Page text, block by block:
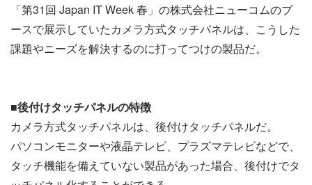
「第31回 Japan IT Week 春」の株式会社ニューコムのブ
ースで展示していたカメラ方式タッチパネルは、こうした
課題やニーズを解決するのに打ってつけの製品だ。
■後付けタッチパネルの特徴
カメラ方式タッチパネルは、後付けタッチパネルだ。
パソコンモニターや液晶テレビ、プラズマテレビなどで、
タッチ機能を備えていない製品があった場合、後付けでタ